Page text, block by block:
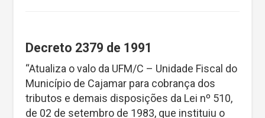
Decreto 2379 de 1991
“Atualiza o valo da UFM/C – Unidade Fiscal do
Município de Cajamar para cobrança dos
tributos e demais disposições da Lei nº 510,
de 02 de setembro de 1983, que instituiu o